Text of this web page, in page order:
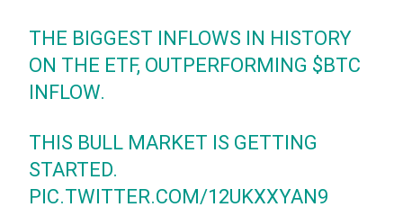
THE BIGGEST INFLOWS IN HISTORY
ON THE ETF, OUTPERFORMING $BTC
INFLOW.
THIS BULL MARKET IS GETTING
STARTED.
PIC.TWITTER.COM/12UKXXYAN9